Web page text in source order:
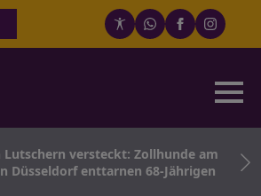
versteckt: Zollhunde am
Düsseldorf enttarnen 68-Jährigen